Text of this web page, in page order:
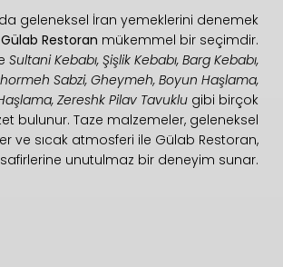
geleneksel İran yemeklerini denemek
Gülab Restoran mükemmel bir seçimdir.
Sultani Kebabı, Şişlik Kebabı, Barg Kebabı,
Sabzi, Gheymeh, Boyun Haşlama,
Zereshk Pilav Tavuklu gibi birçok
bulunur. Taze malzemeler, geleneksel
ve sıcak atmosferi ile Gülab Restoran,
unutulmaz bir deneyim sunar.